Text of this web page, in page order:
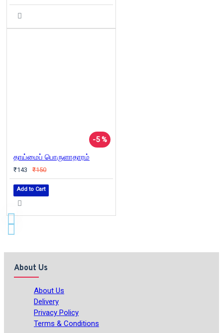
-5 %
தாய்மைப் பொருளாதாரம்
₹143 ₹150
Add to Cart
About Us
About Us
Delivery
Privacy Policy
Terms & Conditions